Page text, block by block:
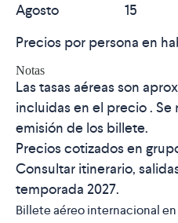
Agosto 15
Precios por persona en
Notas
Las tasas aéreas son
incluidas en el precio .
emisión de los billete.
Precios cotizados en
Consultar itinerario,
temporada 2027.
Billete aéreo internacional